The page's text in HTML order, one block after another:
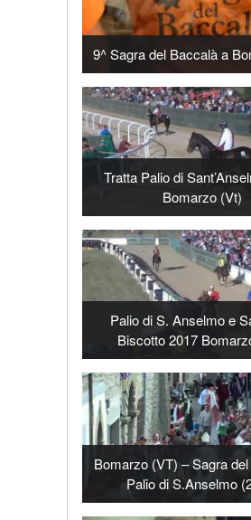
9^ Sagra del Baccalà a
Tratta Palio di
Bomarzo (Vt)
Palio di S. Anselmo e
Biscotto 2017
Bomarzo (VT) – Sagra
Palio di S.Anselmo